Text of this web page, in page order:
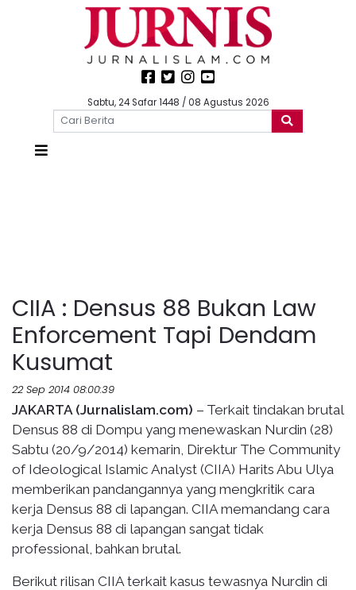
Sabtu, 24 Safar 1448 / 08 Agustus 2026
CIIA : Densus 88 Bukan Law
Enforcement Tapi Dendam
Kusumat
22 Sep 2014 08:00:39
JAKARTA (Jurnalislam.com) – Terkait tindakan brutal
Densus 88 di Dompu yang menewaskan Nurdin (28)
Sabtu (20/9/2014) kemarin, Direktur The Community
of Ideological Islamic Analyst (CIIA) Harits Abu Ulya
memberikan pandangannya yang mengkritik cara
kerja Densus 88 di lapangan. CIIA memandang cara
kerja Densus 88 di lapangan sangat tidak
professional, bahkan brutal.
Berikut rilisan CIIA terkait kasus tewasnya Nurdin di